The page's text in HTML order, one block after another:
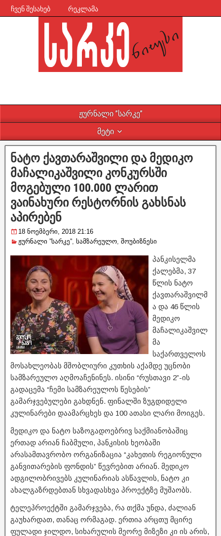
ჩვენ შესახებ რეკლამა
ჟურნალი ”სარკე”
მეტი
ნატო ქავთარაშვილი და მედიკო
მაჩალიკაშვილი კონკურსში
მოგებული 100.000 ლარით
ვაინახური რესტორნის გახსნას
აპირებენ
18 ნოემბერი, 2018 21:16
ჟურნალი ”სარკე”, სამზარეულო, შოუბიზნესი
პანკისელმა
ქალებმა, 37
წლის ნატო
ქავთარაშვილმ
ა და 46 წლის
მედიკო
მაჩალიკაშვილ
მა
საქართველოს
მოსახლეობას მშობლიური კუთხის აქამდე უცნობი
სამზარეულო აღმოაჩენინეს. ისინი “რუსთავი 2”-ის
გადაცემა “ჩემი სამზარეულოს წესების”
გამარჯვებულები გახდნენ. ფინალში ზუგდიდელი
კულინარები დაამარცხეს და 100 ათასი ლარი მოიგეს.
მედიკო და ნატო საზოგადოებრივ საქმიანობაშიც
ერთად არიან ჩაბმული, პანკისის ხეობაში
არასამთავრობო ორგანიზაცია “კახეთის რეგიონული
განვითარების ფონდის” წევრებით არიან. მედიკო
ადგილობრივებს კულინარიას ასწავლის, ნატო კი
ახალგაზრდებთან სხვადასხვა პროექტზე მუშაობს.
ტელეპროექტში გამარჯვება, რა თქმა უნდა, ძალიან
გაუხარდათ, თანაც ორმაგად. ერთია არცთუ მცირე
ფულადი ჯილდო, სიხარულის მეორე მიზეზი კი ის არის,